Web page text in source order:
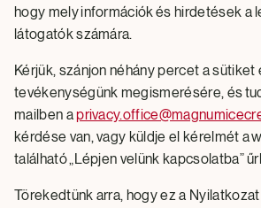
hogy mely információk és hirdetések a
látogatók számára.
Kérjük, szánjon néhány percet a sütiket
tevékenységünk megismerésére, és
mailben a
kérdése van, vagy küldje el kérelmét a
található „Lépjen velünk kapcsolatba”
Törekedtünk arra, hogy ez a